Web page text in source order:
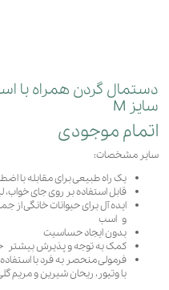
دستمال گردن همراه با
سایز M
اتمام موجودی
سایر مشخصات:
یک راه طبیعی برای مقابله با
قابل استفاده بر روی جای
ایده آل برای حیوانات خانگی
و اسب
بدون ایجاد حساسیت
کمک به توجه و پذیرش بیشتر
فرمولی منحصر به فرد با
با وتیور، ریحان شیرین و مریم